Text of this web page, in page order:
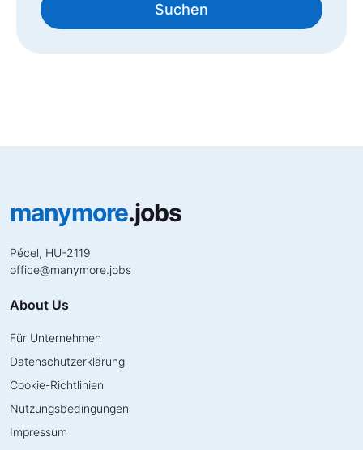
Suchen
manymore.jobs
Pécel, HU-2119
office@manymore.jobs
About Us
Für Unternehmen
Datenschutzerklärung
Cookie-Richtlinien
Nutzungsbedingungen
Impressum